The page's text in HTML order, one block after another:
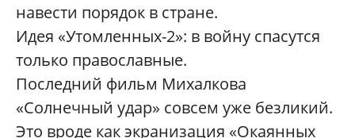
навести порядок в стране.
Идея «Утомленных-2»: в войну спасутся
только православные.
Последний фильм Михалкова
«Солнечный удар» совсем уже безликий.
Это вроде как экранизация «Окаянных